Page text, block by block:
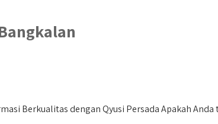
Berkualitas dengan Qyusi Persada Apakah